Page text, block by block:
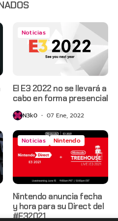
Noticias
El E3 2022 no se llevará a
cabo en forma presencial
N3k0 07 Ene, 2022
Noticias Nintendo
Nintendo anuncia fecha
y hora para su Direct del
#E32021